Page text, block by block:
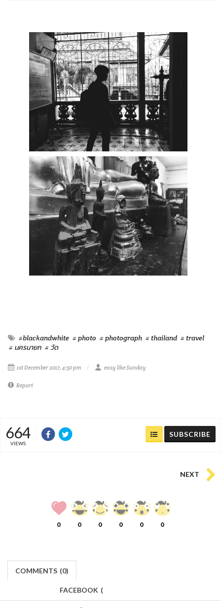
#blackandwhite # photo # photograph # thailand # travel
# นครนายก # วัด
1st December 2017, 4:50 pm easy like Sunday
Report
664
VIEWS
SUBSCRIBE
NEXT
0 0 0 0 0 0
COMMENTS (0)
FACEBOOK (